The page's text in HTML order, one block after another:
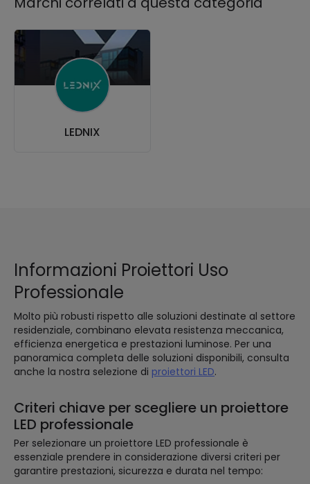
LEDNIX
Informazioni Proiettori Uso
Professionale
Molto più robusti rispetto alle soluzioni destinate al settore
residenziale, combinano elevata resistenza meccanica,
efficienza energetica e prestazioni luminose. Per una
panoramica completa delle soluzioni disponibili, consulta
anche la nostra selezione di proiettori LED.
Criteri chiave per scegliere un proiettore
LED professionale
Per selezionare un proiettore LED professionale è
essenziale prendere in considerazione diversi criteri per
garantire prestazioni, sicurezza e durata nel tempo: